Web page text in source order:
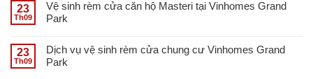
23
Th09
Vệ sinh rèm cửa căn hộ Masteri tại Vinhomes Grand
Park
23
Th09
Dịch vụ vệ sinh rèm cửa chung cư Vinhomes Grand
Park